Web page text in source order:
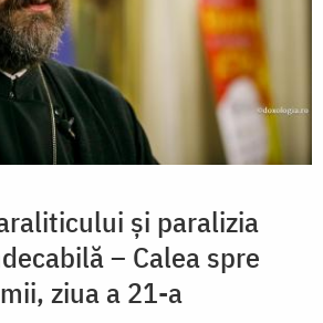
și paralizia
– Calea spre
ziua a 21-a